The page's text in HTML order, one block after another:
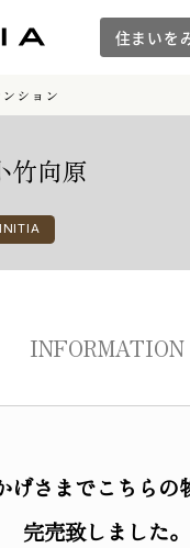
住まいを
ウンジ三田
ョン
ション
竹向原
INFORMATION
げさまでこちらの
完売致しました。